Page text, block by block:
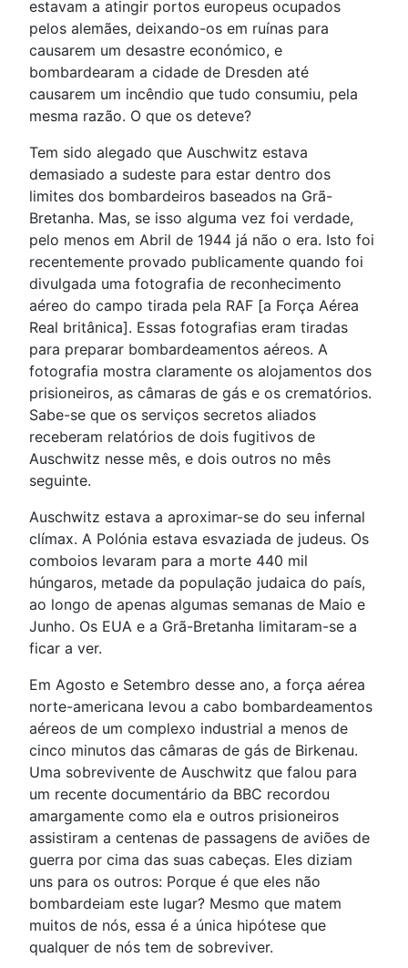
estavam a atingir portos europeus ocupados
pelos alemães, deixando-os em ruínas para
causarem um desastre económico, e
bombardearam a cidade de Dresden até
causarem um incêndio que tudo consumiu, pela
mesma razão. O que os deteve?
Tem sido alegado que Auschwitz estava
demasiado a sudeste para estar dentro dos
limites dos bombardeiros baseados na Grã-
Bretanha. Mas, se isso alguma vez foi verdade,
pelo menos em Abril de 1944 já não o era. Isto foi
recentemente provado publicamente quando foi
divulgada uma fotografia de reconhecimento
aéreo do campo tirada pela RAF [a Força Aérea
Real britânica]. Essas fotografias eram tiradas
para preparar bombardeamentos aéreos. A
fotografia mostra claramente os alojamentos dos
prisioneiros, as câmaras de gás e os crematórios.
Sabe-se que os serviços secretos aliados
receberam relatórios de dois fugitivos de
Auschwitz nesse mês, e dois outros no mês
seguinte.
Auschwitz estava a aproximar-se do seu infernal
clímax. A Polónia estava esvaziada de judeus. Os
comboios levaram para a morte 440 mil
húngaros, metade da população judaica do país,
ao longo de apenas algumas semanas de Maio e
Junho. Os EUA e a Grã-Bretanha limitaram-se a
ficar a ver.
Em Agosto e Setembro desse ano, a força aérea
norte-americana levou a cabo bombardeamentos
aéreos de um complexo industrial a menos de
cinco minutos das câmaras de gás de Birkenau.
Uma sobrevivente de Auschwitz que falou para
um recente documentário da BBC recordou
amargamente como ela e outros prisioneiros
assistiram a centenas de passagens de aviões de
guerra por cima das suas cabeças. Eles diziam
uns para os outros: Porque é que eles não
bombardeiam este lugar? Mesmo que matem
muitos de nós, essa é a única hipótese que
qualquer de nós tem de sobreviver.